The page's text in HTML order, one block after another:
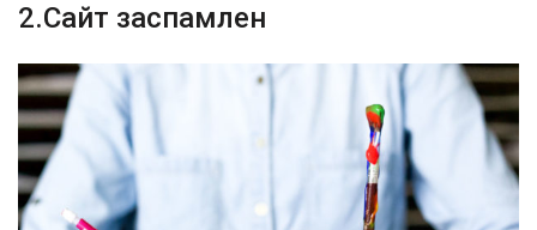
2.Сайт заспамлен